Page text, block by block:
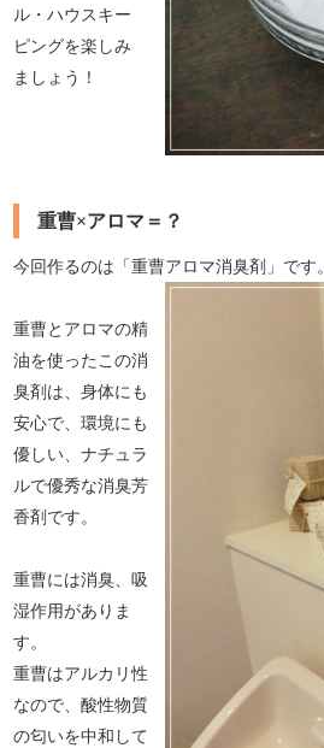
ル・ハウスキー
ピングを楽しみ
ましょう！
重曹×アロマ＝？
今回作るのは「重曹アロマ消臭剤」です。
重曹とアロマの精
油を使ったこの消
臭剤は、身体にも
安心で、環境にも
優しい、ナチュラ
ルで優秀な消臭芳
香剤です。
重曹には消臭、吸
湿作用がありま
す。
重曹はアルカリ性
なので、酸性物質
の匂いを中和して